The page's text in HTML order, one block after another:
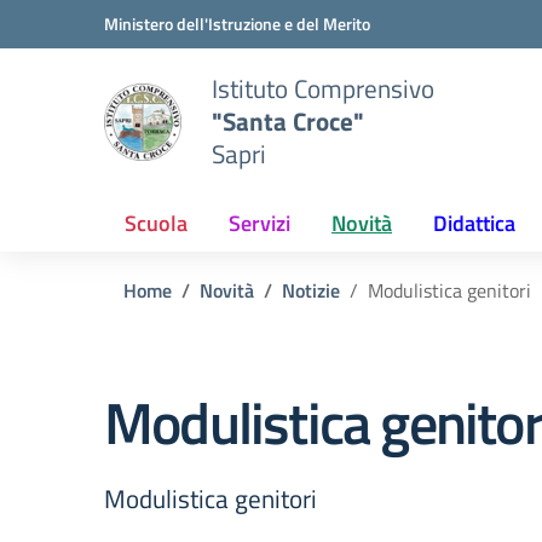
Vai ai contenuti
Vai al menu di navigazioneMinistero dell'Istruzione e del Merito
Istituto Comprensivo
"Santa Croce"
Sapri
Scuola Servizi Novità Didattica
Home Novità Notizie Modulistica genitori
Modulistica
Modulistica genitori